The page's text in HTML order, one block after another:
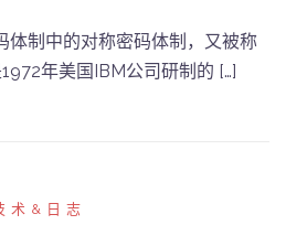
体制中的对称密码体制，又被称
年美国IBM公司研制的 […]
术&日志